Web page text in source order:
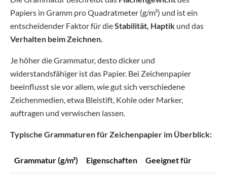
Papiers in Gramm pro Quadratmeter (g/m²) und ist ein
entscheidender Faktor für dieStabilität, Haptik und das
Verhalten beim Zeichnen.
Je höher die Grammatur, desto dicker und
widerstandsfähiger ist das Papier. Bei Zeichenpapier
beeinflusst sie vor allem, wie gut sich verschiedene
Zeichenmedien, etwa Bleistift, Kohle oder Marker,
auftragen und verwischen lassen.
Typische Grammaturen für Zeichenpapier im Überblick:
Grammatur (g/m²) Eigenschaften Geeignet für